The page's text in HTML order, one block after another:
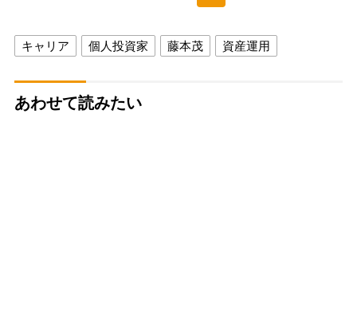
キャリア 個人投資家 藤本茂 資産運用
あわせて読みたい